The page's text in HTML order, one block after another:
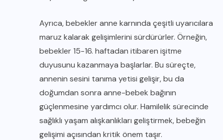
Ayrıca, bebekler anne karnında çeşitli uyarıcılara
maruz kalarak gelişimlerini sürdürürler. Örneğin,
bebekler 15-16. haftadan itibaren işitme
duyusunu kazanmaya başlarlar. Bu süreçte,
annenin sesini tanıma yetisi gelişir, bu da
doğumdan sonra anne-bebek bağının
güçlenmesine yardımcı olur. Hamilelik sürecinde
sağlıklı yaşam alışkanlıkları geliştirmek, bebeğin
gelişimi açısından kritik önem taşır.